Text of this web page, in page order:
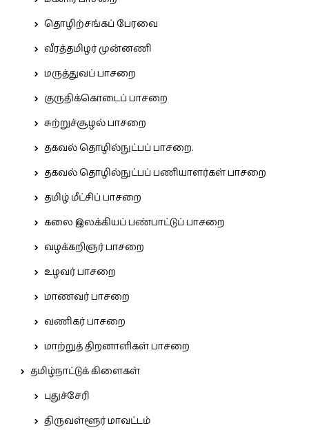
தொழிற்சங்கப் பேரவை
வீரத்தமிழர் முன்னணி
மருத்துவப் பாசறை
குருதிக்கொடைப் பாசறை
சுற்றுச்சூழல் பாசறை
தகவல் தொழில்நுட்பப் பாசறை.
தகவல் தொழில்நுட்பப் பணியாளர்கள் பாசறை
தமிழ் மீட்சிப் பாசறை
கலை இலக்கியப் பண்பாட்டுப் பாசறை
வழக்கறிஞர் பாசறை
உழவர் பாசறை
மாணவர் பாசறை
வணிகர் பாசறை
மாற்றுத் திறனாளிகள் பாசறை
தமிழ்நாட்டுக் கிளைகள்
புதுச்சேரி
திருவள்ளூர் மாவட்டம்